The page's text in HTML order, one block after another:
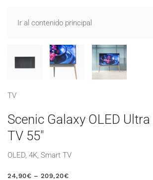
Ir al contenido principal
TV
Scenic Galaxy OLED
TV 55″
OLED, 4K, Smart TV
24,90€ – 209,20€RANGO